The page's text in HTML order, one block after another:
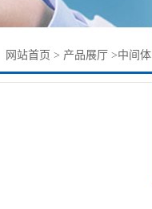
网站首页 > 产品展厅 >中间体